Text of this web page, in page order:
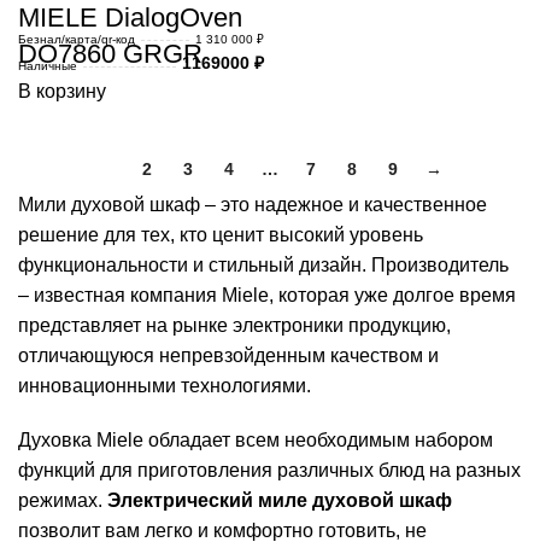
MIELE DialogOven
DO7860 GRGR
Безнал/карта/qr-код
1 310 000 ₽
Наличные
1169000 ₽
В корзину
2 3 4 … 7 8 9 →
Мили духовой шкаф – это надежное и качественное
решение для тех, кто ценит высокий уровень
функциональности и стильный дизайн. Производитель
– известная компания Miele, которая уже долгое время
представляет на рынке электроники продукцию,
отличающуюся непревзойденным качеством и
инновационными технологиями.
Духовка Miele обладает всем необходимым набором
функций для приготовления различных блюд на разных
режимах. Электрический миле духовой шкаф
позволит вам легко и комфортно готовить, не